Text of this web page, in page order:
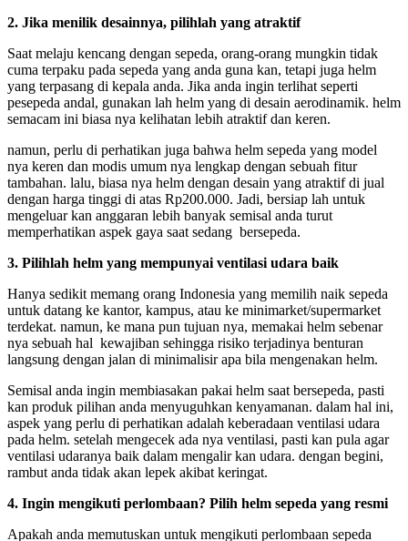
2. Jika menilik desainnya, pilihlah yang atraktif
Saat melaju kencang dengan sepeda, orang-orang mungkin tidak
cuma terpaku pada sepeda yang anda guna kan, tetapi juga helm
yang terpasang di kepala anda. Jika anda ingin terlihat seperti
pesepeda andal, gunakan lah helm yang di desain aerodinamik. helm
semacam ini biasa nya kelihatan lebih atraktif dan keren.
namun, perlu di perhatikan juga bahwa helm sepeda yang model
nya keren dan modis umum nya lengkap dengan sebuah fitur
tambahan. lalu, biasa nya helm dengan desain yang atraktif di jual
dengan harga tinggi di atas Rp200.000. Jadi, bersiap lah untuk
mengeluar kan anggaran lebih banyak semisal anda turut
memperhatikan aspek gaya saat sedang bersepeda.
3. Pilihlah helm yang mempunyai ventilasi udara baik
Hanya sedikit memang orang Indonesia yang memilih naik sepeda
untuk datang ke kantor, kampus, atau ke minimarket/supermarket
terdekat. namun, ke mana pun tujuan nya, memakai helm sebenar
nya sebuah hal kewajiban sehingga risiko terjadinya benturan
langsung dengan jalan di minimalisir apa bila mengenakan helm.
Semisal anda ingin membiasakan pakai helm saat bersepeda, pasti
kan produk pilihan anda menyuguhkan kenyamanan. dalam hal ini,
aspek yang perlu di perhatikan adalah keberadaan ventilasi udara
pada helm. setelah mengecek ada nya ventilasi, pasti kan pula agar
ventilasi udaranya baik dalam mengalir kan udara. dengan begini,
rambut anda tidak akan lepek akibat keringat.
4. Ingin mengikuti perlombaan? Pilih helm sepeda yang resmi
Apakah anda memutuskan untuk mengikuti perlombaan sepeda